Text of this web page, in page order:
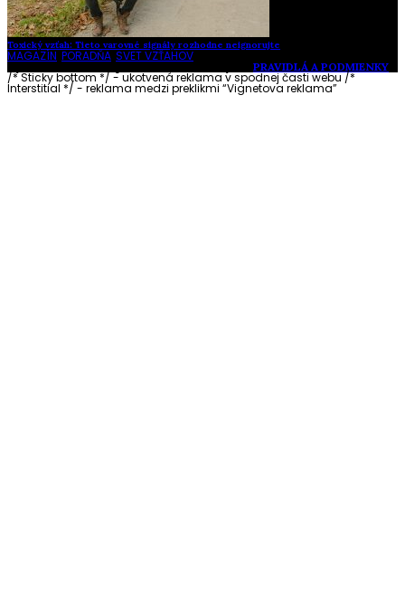
Toxický vzťah: Tieto varovné signály rozhodne neignorujte
MAGAZÍN PORADŇA SVET VZŤAHOV
PRAVIDLÁ A PODMIENKY
/* Sticky bottom */ - ukotvená reklama v spodnej časti webu/*
Interstitial */ - reklama medzi preklikmi “Vignetova reklama”